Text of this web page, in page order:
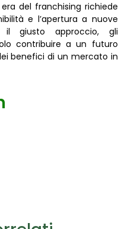
del franchising richiede
e l’apertura a nuove
il giusto approccio, gli
contribuire a un futuro
benefici di un mercato in